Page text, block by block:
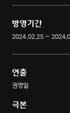
방영기간
2024.02.25 ~
연출
권영일
극본